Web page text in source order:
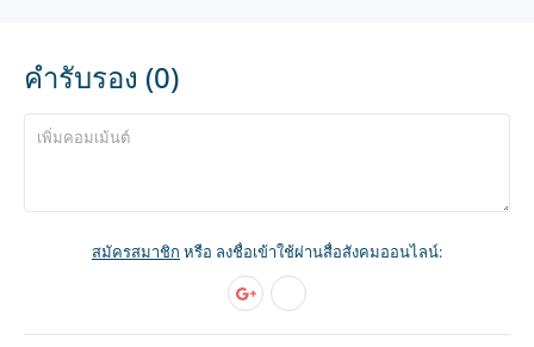
คำรับรอง (0)
สมัครสมาชิก หรือ ลงชื่อเข้าใช้ผ่านสื่อสังคมออนไลน์: